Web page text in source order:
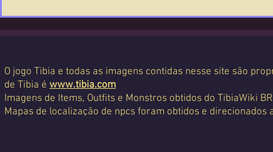
O jogo Tibia e todas as imagens contidas nesse site são
de Tibia é www.tibia.com
Imagens de Items, Outfits e Monstros obtidos do TibiaWiki
Mapas de localização de npcs foram obtidos e direcionados